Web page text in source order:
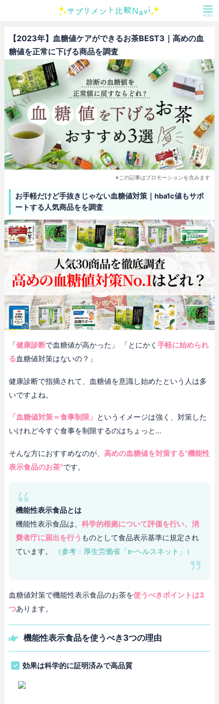
【2023年】血糖値ケアができるお茶BEST3｜高めの血
糖値を正常に下げる商品を調査
※この記事はプロモーションを含みます
お手軽だけど手抜きじゃない血糖値対策｜hba1c値もサポ
ートする人気商品をを調査
「 健康診断で血糖値が高かった」 「とにかく 手軽に始められ
る血糖値対策はないの？」
健康診断で指摘されて、血糖値を意識し始めたという人は多
いですよね。
「血糖値対策＝食事制限」 というイメージは強く、対策した
いけれど今すぐ食事を制限するのはちょっと…
そんな方におすすめなのが、 高めの血糖値を対策する”機能性
表示食品のお茶”です。
機能性表示食品とは
機能性表示食品は、科学的根拠について評価を行い、消
費者庁に届出を行う ものとして食品表示基準に規定され
ています。
（参考：厚生労働省「e-ヘルスネット」）
血糖値対策で機能性表示食品のお茶を使うべきポイントは3
つあります。
機能性表示食品を使うべき3つの理由
効果は科学的に証明済みで高品質